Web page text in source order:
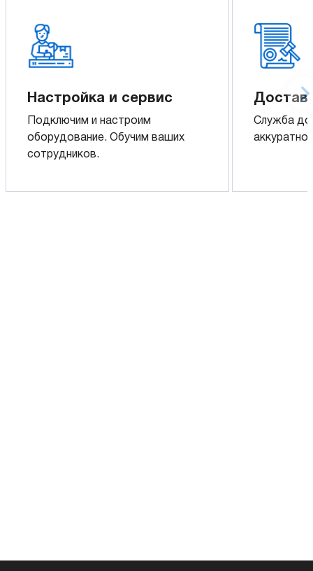
Настройка и сервис
Подключим и настроим
оборудование. Обучим ваших
сотрудников.
Служба
аккуратно